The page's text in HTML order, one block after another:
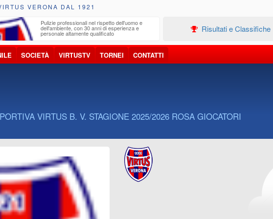
VERONA DAL 1921
Pulizie professionali nel rispetto dell'uomo e
dell'ambiente, con 30 anni di esperienza e
personale altamente qualificato Risultati e Classifiche
SOCIETÀ VIRTUSTV TORNEI CONTATTI
VIRTUS B. V. STAGIONE 2025/2026 ROSA GIOCATORI